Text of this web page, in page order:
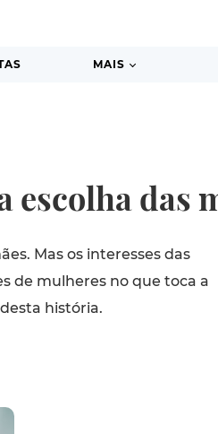
MAIS
das
Mas os interesses das
de mulheres no que toca a
história.